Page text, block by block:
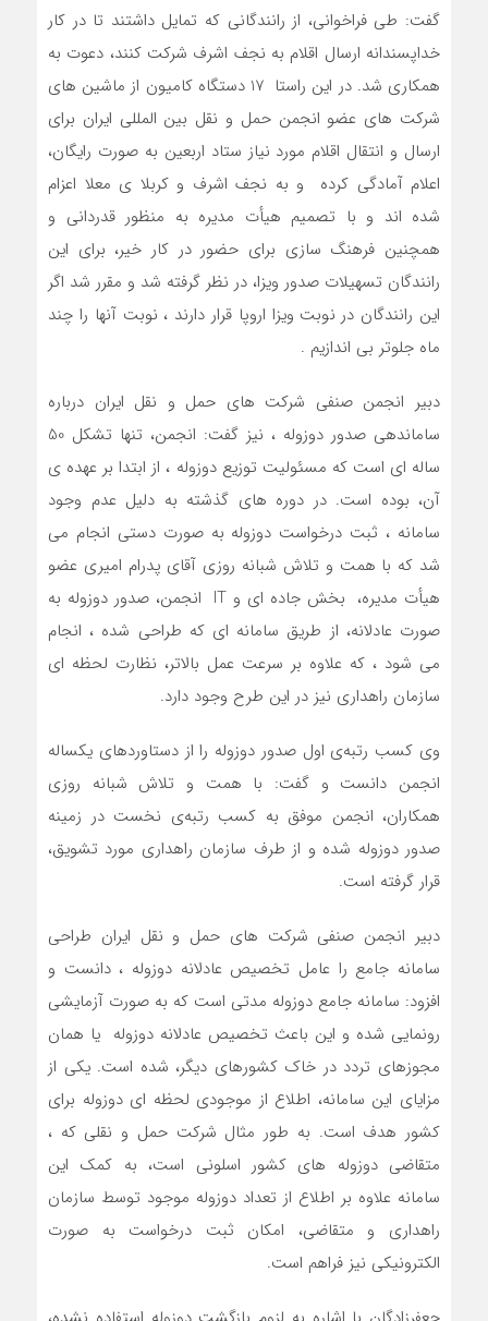
گفت: طی فراخوانی، از رانندگانی که تمایل داشتند تا در کار
خداپسندانه ارسال اقلام به نجف اشرف شرکت کنند، دعوت به
همکاری شد. در این راستا 17 دستگاه کامیون از ماشین های
شرکت های عضو انجمن حمل و نقل بین المللی ایران برای
ارسال و انتقال اقلام مورد نیاز ستاد اربعین به صورت رایگان،
اعلام آمادگی کرده و به نجف اشرف و کربلا ی معلا اعزام
شده اند و با تصمیم هیأت مدیره به منظور قدردانی و
همچنین فرهنگ سازی برای حضور در کار خیر، برای این
رانندگان تسهیلات صدور ویزا، در نظر گرفته شد و مقرر شد اگر
این رانندگان در نوبت ویزا اروپا قرار دارند ، نوبت آنها را چند
ماه جلوتر بی اندازیم .
دبیر انجمن صنفی شرکت های حمل و نقل ایران درباره
ساماندهی صدور دوزوله ، نیز گفت: انجمن، تنها تشکل 50
ساله ای است که مسئولیت توزیع دوزوله ، از ابتدا بر عهده ی
آن، بوده است. در دوره های گذشته به دلیل عدم وجود
سامانه ، ثبت درخواست دوزوله به صورت دستی انجام می
شد که با همت و تلاش شبانه روزی آقای پدرام امیری عضو
هیأت مدیره، بخش جاده ای و IT انجمن، صدور دوزوله به
صورت عادلانه، از طریق سامانه ای که طراحی شده ، انجام
می شود ، که علاوه بر سرعت عمل بالاتر، نظارت لحظه ای
سازمان راهداری نیز در این طرح وجود دارد.
وی کسب رتبه‌ی اول صدور دوزوله را از دستاوردهای یکساله
انجمن دانست و گفت: با همت و تلاش شبانه روزی
همکاران، انجمن موفق به کسب رتبه‌ی نخست در زمینه
صدور دوزوله شده و از طرف سازمان راهداری مورد تشویق،
قرار گرفته است.
دبیر انجمن صنفی شرکت های حمل و نقل ایران طراحی
سامانه جامع را عامل تخصیص عادلانه دوزوله ، دانست و
افزود: سامانه جامع دوزوله مدتی است که به صورت آزمایشی
رونمایی شده و این باعث تخصیص عادلانه دوزوله یا همان
مجوزهای تردد در خاک کشورهای دیگر، شده است. یکی از
مزایای این سامانه، اطلاع از موجودی لحظه ای دوزوله برای
کشور هدف است. به طور مثال شرکت حمل و نقلی که ،
متقاضی دوزوله های کشور اسلونی است، به کمک این
سامانه علاوه بر اطلاع از تعداد دوزوله موجود توسط سازمان
راهداری و متقاضی، امکان ثبت درخواست به صورت
الکترونیکی نیز فراهم است.